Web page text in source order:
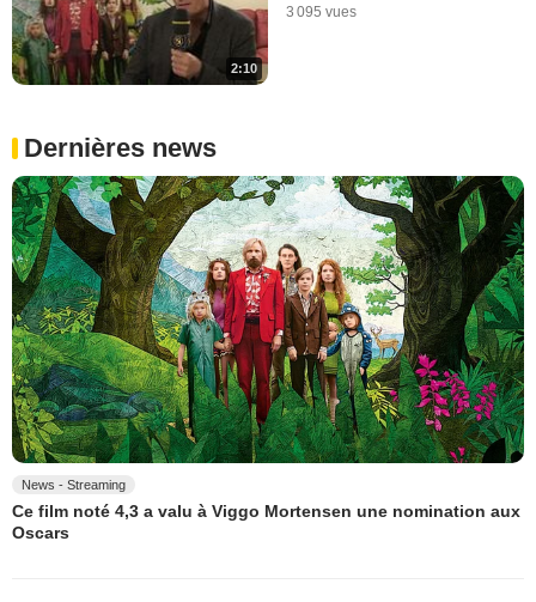
2:10
3 095 vues
Dernières news
News - Streaming
Ce film noté 4,3 a valu à Viggo Mortensen une nomination aux
Oscars